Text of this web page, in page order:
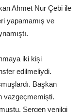
Ahmet Nur Çebi ile
yapamamış ve
iki kişi
edilmeliydi.
Başkan
vazgeçmemişti.
Sergen yenilgi